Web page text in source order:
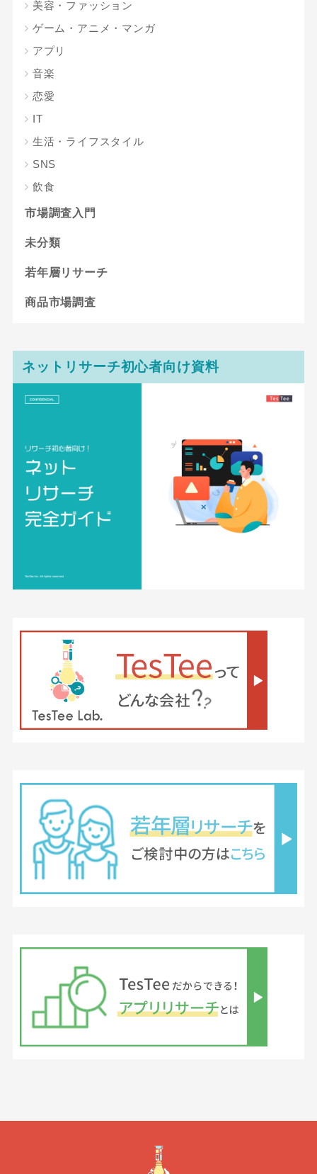
美容・ファッション
ゲーム・アニメ・マンガ
アプリ
音楽
恋愛
IT
生活・ライフスタイル
SNS
飲食
市場調査入門
未分類
若年層リサーチ
商品市場調査
ネットリサーチ初心者向け資料